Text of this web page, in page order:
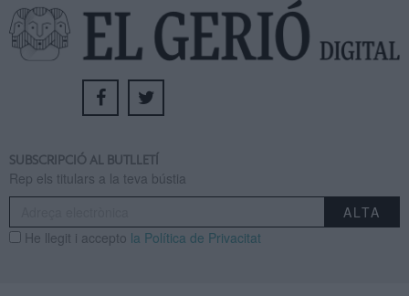
SUBSCRIPCIÓ AL BUTLLETÍ
Rep els titulars a la teva bústia
He llegit i accepto la Política de Privacitat